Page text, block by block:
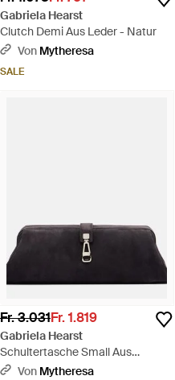
Gabriela Hearst
Clutch Demi Aus Leder - Natur
Von Mytheresa
SALE
Fr. 3.031Fr. 1.819
Gabriela Hearst
Schultertasche Small Aus
Veloursleder - Schwarz
Von Mytheresa